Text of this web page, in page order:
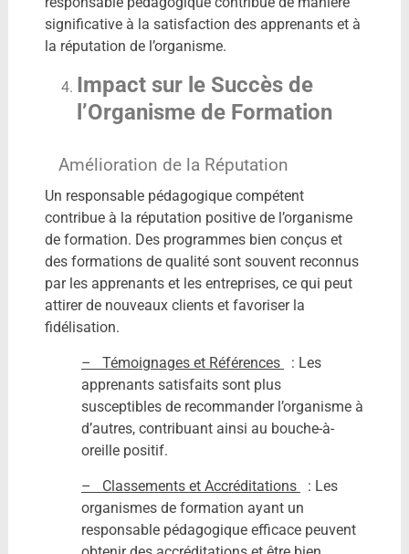
significative à la satisfaction des apprenants et à
la réputation de l’organisme.
Impact sur le Succès de
l’Organisme de Formation
Amélioration de la Réputation
Un responsable pédagogique compétent
contribue à la réputation positive de l’organisme
de formation. Des programmes bien conçus et
des formations de qualité sont souvent reconnus
par les apprenants et les entreprises, ce qui peut
attirer de nouveaux clients et favoriser la
fidélisation.
– Témoignages et Références
: Les
apprenants satisfaits sont plus
susceptibles de recommander l’organisme à
d’autres, contribuant ainsi au bouche-à-
oreille positif.
– Classements et Accréditations
: Les
organismes de formation ayant un
responsable pédagogique efficace peuvent